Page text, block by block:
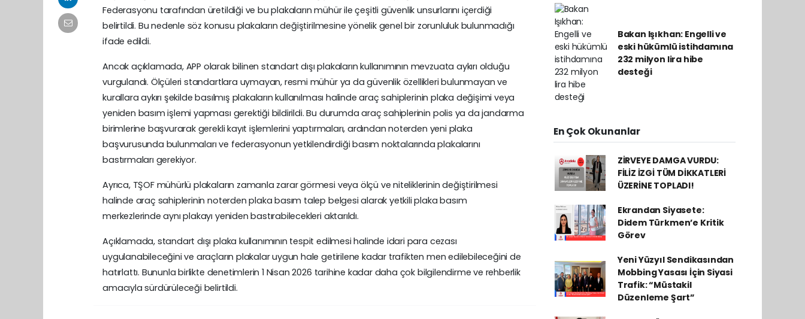
Federasyonu tarafından üretildiği ve bu plakaların mühür ile çeşitli güvenlik unsurlarını içerdiği
belirtildi. Bu nedenle söz konusu plakaların değiştirilmesine yönelik genel bir zorunluluk bulunmadığı
ifade edildi.
Ancak açıklamada, APP olarak bilinen standart dışı plakaların kullanımının mevzuata aykırı olduğu
vurgulandı. Ölçüleri standartlara uymayan, resmi mühür ya da güvenlik özellikleri bulunmayan ve
kurallara aykırı şekilde basılmış plakaların kullanılması halinde araç sahiplerinin plaka değişimi veya
yeniden basım işlemi yapması gerektiği bildirildi. Bu durumda araç sahiplerinin polis ya da jandarma
birimlerine başvurarak gerekli kayıt işlemlerini yaptırmaları, ardından noterden yeni plaka
başvurusunda bulunmaları ve federasyonun yetkilendirdiği basım noktalarında plakalarını
bastırmaları gerekiyor.
Ayrıca, TŞOF mühürlü plakaların zamanla zarar görmesi veya ölçü ve niteliklerinin değiştirilmesi
halinde araç sahiplerinin noterden plaka basım talep belgesi alarak yetkili plaka basım
merkezlerinde aynı plakayı yeniden bastırabilecekleri aktarıldı.
Açıklamada, standart dışı plaka kullanımının tespit edilmesi halinde idari para cezası
uygulanabileceğini ve araçların plakalar uygun hale getirilene kadar trafikten men edilebileceğini de
hatırlattı. Bununla birlikte denetimlerin 1 Nisan 2026 tarihine kadar daha çok bilgilendirme ve rehberlik
amacıyla sürdürüleceği belirtildi.
Bakan Işıkhan: Engelli ve
eski hükümlü istihdamına
232 milyon lira hibe
desteği
En Çok Okunanlar
ZİRVEYE DAMGA VURDU:
FİLİZ İZGİ TÜM DİKKATLERİ
ÜZERİNE TOPLADI!
Ekrandan Siyasete:
Didem Türkmen’e Kritik
Görev
Yeni Yüzyıl Sendikasından
Mobbing Yasası İçin Siyasi
Trafik: “Müstakil
Düzenleme Şart”